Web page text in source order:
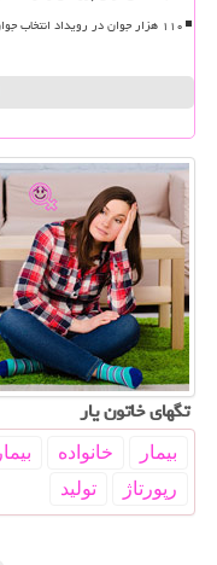
۱۱۰ هزار جوان در رویداد انتخاب جوان سال نام نویسی کردند
تگهای خاتون یار
بیمار خانواده
رپورتاژ
تولید